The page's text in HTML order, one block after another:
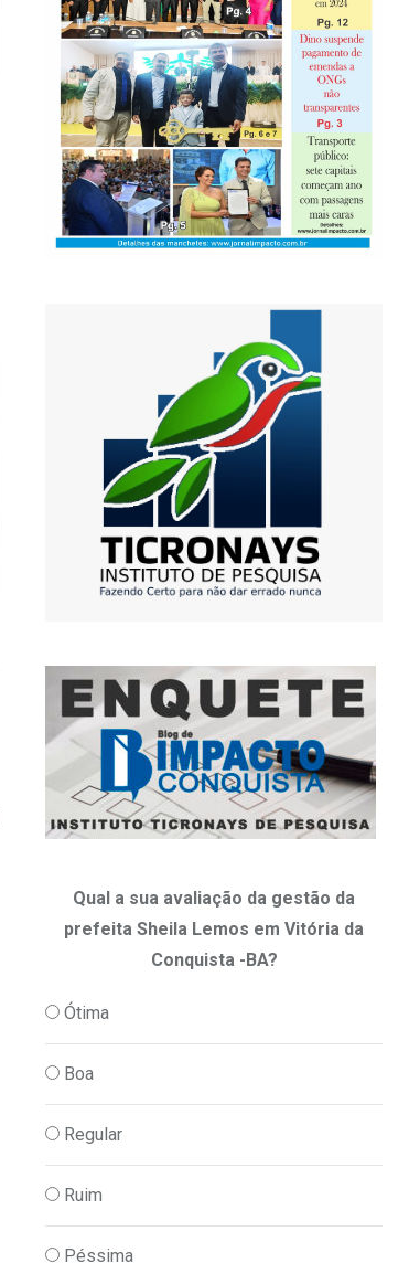
Qual a sua avaliação da gestão da
prefeita Sheila Lemos em Vitória da
Conquista -BA?
Ótima
Boa
Regular
Ruim
Péssima